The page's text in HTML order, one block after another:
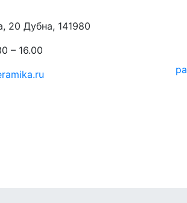
20 Дубна, 141980
– 16.00